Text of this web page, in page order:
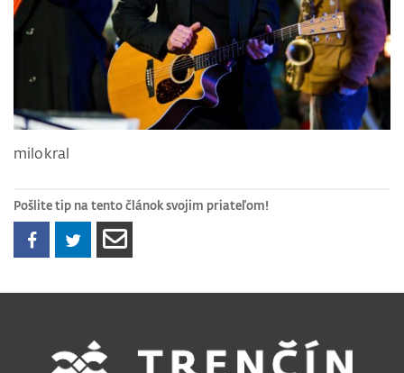
milokral
Pošlite tip na tento článok svojim priateľom!